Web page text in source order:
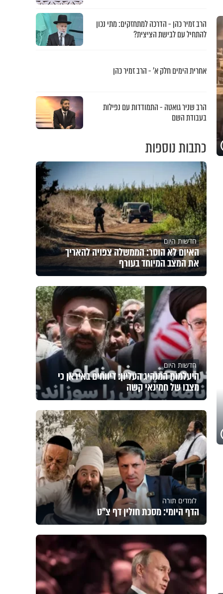
הרב זמיר כהן - הדרכה למתחזקים: מתי נכון
להתחיל עם לבישת הציצית?
אחרית הימים חלק א’ - הרב זמיר כהן
הרב שניר גואטה - התמודדות עם נפילות
בעבודת השם
כתבות נוספות
חדשות היום
האיום לא הוסר: הממשלה צפויה להאריך
את המצב המיוחד בעורף
חדשות היום
היעלמות המנהיג העליון: דיווחים באיראן כי
מצבו של חמינאי קשה
לומדים תורה
הדף היומי: מסכת חולין דף צ"ט